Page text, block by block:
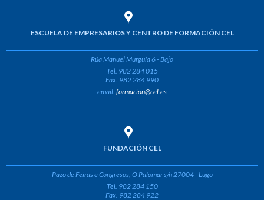
ESCUELA DE EMPRESARIOS Y CENTRO DE FORMACIÓN CEL
Rúa Manuel Murguía 6 - Bajo
Tel. 982 284 015
Fax. 982 284 990
email:formacion@cel.es
FUNDACIÓN CEL
Pazo de Feiras e Congresos, O Palomar s/n 27004 - Lugo
Tel. 982 284 150
Fax. 982 284 922